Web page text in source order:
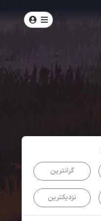
گرانترین
نزدیکترین